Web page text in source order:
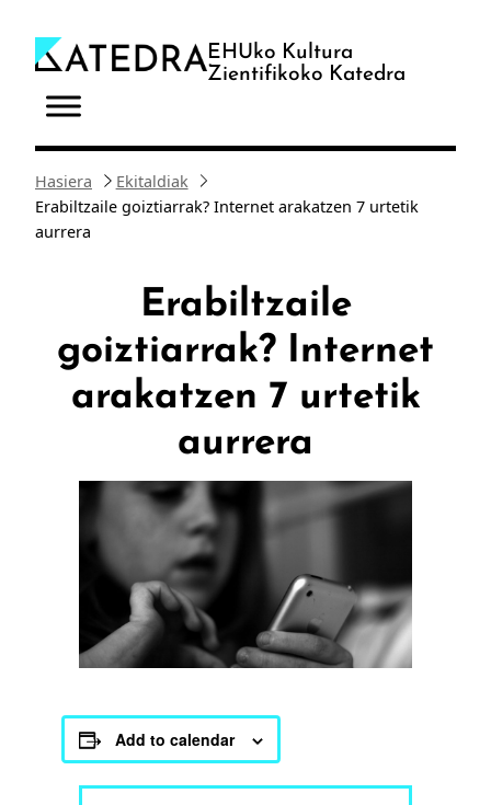
edukira
EHUko Kultura
Zientifikoko Katedra
Hasiera
Ekitaldiak
Erabiltzaile goiztiarrak? Internet arakatzen 7 urtetik
aurrera
Erabiltzaile
goiztiarrak? Internet
arakatzen 7 urtetik
aurrera
Add to calendar